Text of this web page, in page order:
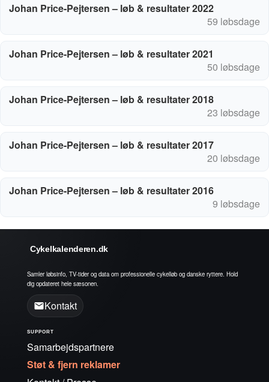
Johan Price-Pejtersen – løb & resultater 2022
59 løbsdage
Johan Price-Pejtersen – løb & resultater 2021
50 løbsdage
Johan Price-Pejtersen – løb & resultater 2018
23 løbsdage
Johan Price-Pejtersen – løb & resultater 2017
20 løbsdage
Johan Price-Pejtersen – løb & resultater 2016
9 løbsdage
Cykelkalenderen.dk
Samler løbsinfo, TV-tider og data om professionelle cykelløb og danske ryttere. Hold
dig opdateret hele sæsonen.
Kontakt
SUPPORT
Samarbejdspartnere
Støt & fjern reklamer